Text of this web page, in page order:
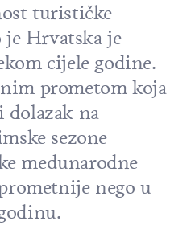
turističke
je Hrvatska je
cijele godine.
prometom koja
dolazak na
sezone
međunarodne
nego u